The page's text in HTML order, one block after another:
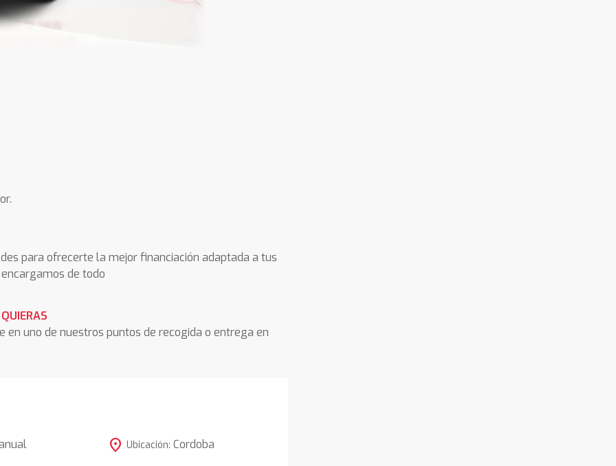
para ofrecerte la mejor financiación adaptada a tus
de todo
uno de nuestros puntos de recogida o entrega en
location_on Ubicación: Cordoba